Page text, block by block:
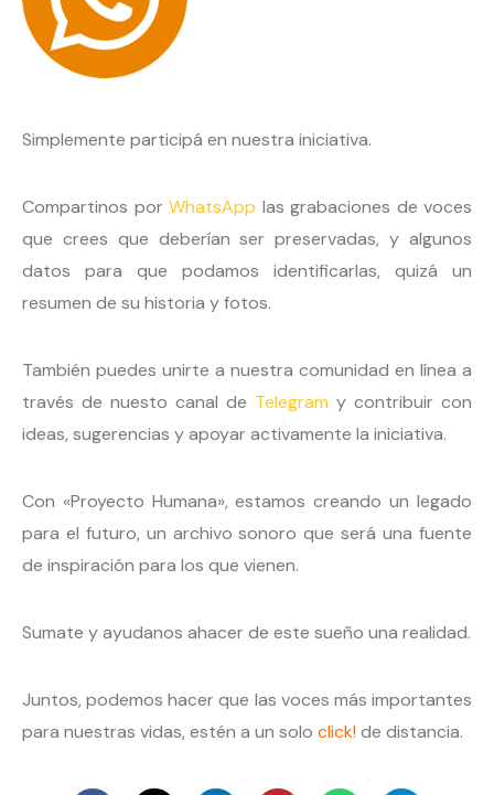
Simplemente participá en nuestra iniciativa.
Compartinos por WhatsApp las grabaciones de voces
que crees que deberían ser preservadas, y algunos
datos para que podamos identificarlas, quizá un
resumen de su historia y fotos.
También puedes unirte a nuestra comunidad en línea a
través de nuesto canal de Telegram y contribuir con
ideas, sugerencias y apoyar activamente la iniciativa.
Con «Proyecto Humana», estamos creando un legado
para el futuro, un archivo sonoro que será una fuente
de inspiración para los que vienen.
Sumate y ayudanos ahacer de este sueño una realidad.
Juntos, podemos hacer que las voces más importantes
para nuestras vidas, estén a un solo click!de distancia.